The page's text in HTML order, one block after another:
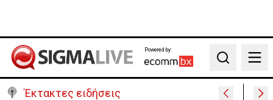
Powered by:
Search
Έκτακτες ειδήσεις